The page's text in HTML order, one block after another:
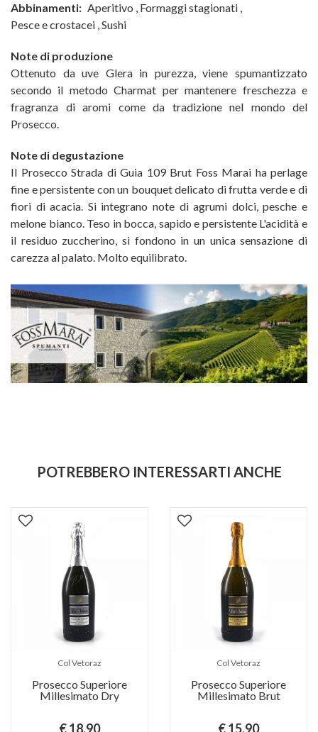
Abbinamenti: Aperitivo , Formaggi stagionati ,
Pesce e crostacei ,Sushi
Note di produzione
Ottenuto da uve Glera in purezza, viene spumantizzato
secondo il metodo Charmat per mantenere freschezza e
fragranza di aromi come da tradizione nel mondo del
Prosecco.
Note di degustazione
Il Prosecco Strada di Guia 109 Brut Foss Marai ha perlage
fine e persistente con un bouquet delicato di frutta verde e di
fiori di acacia. Si integrano note di agrumi dolci, pesche e
melone bianco. Teso in bocca, sapido e persistente L'acidità e
il residuo zuccherino, si fondono in un unica sensazione di
carezza al palato. Molto equilibrato.
POTREBBERO INTERESSARTI ANCHE
Col Vetoraz
Prosecco Superiore
Millesimato Dry
€ 18,90
Col Vetoraz
Prosecco Superiore
Millesimato Brut
€ 15,90